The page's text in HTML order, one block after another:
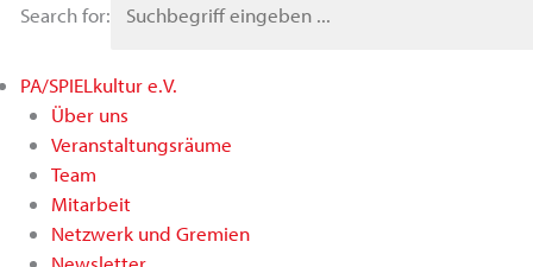
Search for:
PA/SPIELkultur e.V.
Über uns
Veranstaltungsräume
Team
Mitarbeit
Netzwerk und Gremien